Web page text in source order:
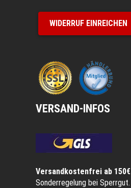
WIDERRUF EINREICHEN
VERSAND-INFOS
Versandkostenfrei ab 150€
Sonderregelung bei Sperrgut.